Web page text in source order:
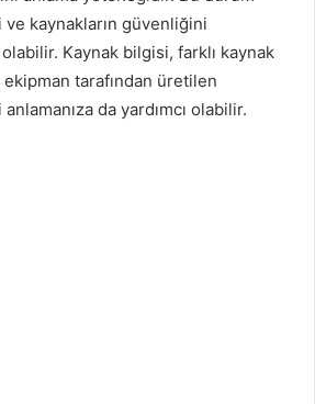
ve kaynakların güvenliğini
olabilir. Kaynak bilgisi, farklı kaynak
tarafından üretilen
da yardımcı olabilir.